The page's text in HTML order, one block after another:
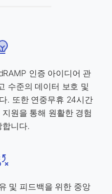
인증 아이디어 관
수준의 데이터 보호 및
. 또한 연중무휴 24시간
원을 통해 원활한 경험
합니다.
및 피드백을 위한 중앙